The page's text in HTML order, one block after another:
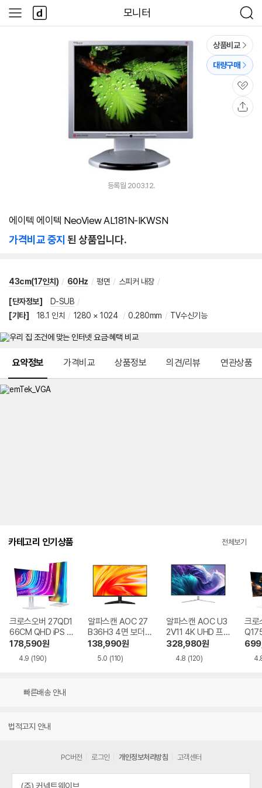
모니터
검
색
사
이
다
나
와
상품비교
대량구매
관
심
등록월 2003.12.
에이텍 에이텍 NeoView AL181N-IKWSN
가격비교 중지 된 상품입니다.
43cm(17인치) / 60Hz / 평면 / 스피커 내장 /
[단자정보] D-SUB /
[기타]
18.1 인치 / 1280 × 1024 / 0.280mm / TV수신기능
요약정보 가격비교 상품정보 의견/리뷰 연관상품
카테고리 인기상품 전체보기
크로스오버 27QD1
66CM QHD iPS U
SB-C 화이트 Ai 멀
티스탠드
178,590원
4.9 (190)
알파스캔 AOC 27
B36H3 4면 보더리
스 IPS 120 시력보
호 무결점
138,990원
5.0 (110)
알파스캔 AOC U3
2V11 4K UHD 프리
싱크 HDR 시력보호
무결점
328,980원
4.8 (120)
크로
Ai
빠른배송 안내
법적고지 안내
PC버전 로그인 개인정보처리방침 고객센터